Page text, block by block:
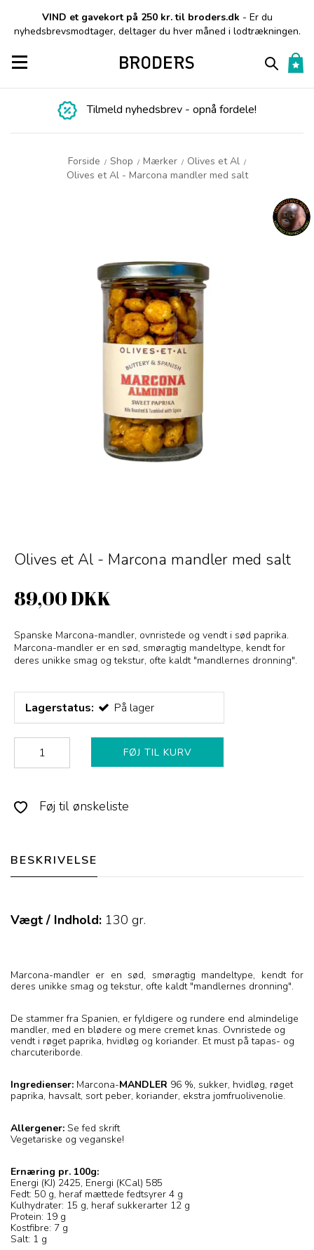
VIND et gavekort på 250 kr. til broders.dk - Er du
nyhedsbrevsmodtager, deltager du hver måned i lodtrækningen.
Toggle navigation
Tilmeld nyhedsbrev - opnå fordele!
Forside / Shop / Mærker / Olives et Al /
Olives et Al - Marcona mandler med salt
Olives et Al - Marcona mandler med salt
89,00 DKK
Spanske Marcona-mandler, ovnristede og vendt i sød paprika.
Marcona-mandler er en sød, smøragtig mandeltype, kendt for
deres unikke smag og tekstur, ofte kaldt "mandlernes dronning".
Lagerstatus: På lager
FØJ TIL KURV
Føj til ønskeliste
BESKRIVELSE
Vægt / Indhold: 130 gr.
Marcona-mandler er en sød, smøragtig mandeltype, kendt for
deres unikke smag og tekstur, ofte kaldt "mandlernes dronning".
De stammer fra Spanien, er fyldigere og rundere end almindelige
mandler, med en blødere og mere cremet knas. Ovnristede og
vendt i røget paprika, hvidløg og koriander. Et must på tapas- og
charcuteriborde.
Ingredienser: Marcona-MANDLER 96 %, sukker, hvidløg, røget
paprika, havsalt, sort peber, koriander, ekstra jomfruolivenolie.
Allergener: Se fed skrift
Vegetariske og veganske!
Ernæring pr. 100g:
Energi (KJ) 2425, Energi (KCal) 585
Fedt: 50 g, heraf mættede fedtsyrer 4 g
Kulhydrater: 15 g, heraf sukkerarter 12 g
Protein: 19 g
Kostfibre: 7 g
Salt: 1 g